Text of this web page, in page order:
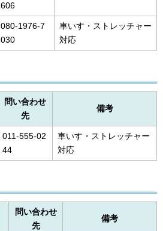
606
080-1976-7
030
車いす・ストレッチャー
対応
問い合わせ
先
備考
011-555-02
44
車いす・ストレッチャー
対応
問い合わせ
先
備考